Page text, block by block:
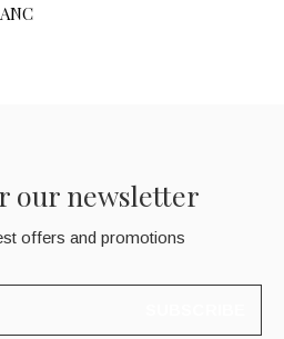
our newsletter
offers and promotions